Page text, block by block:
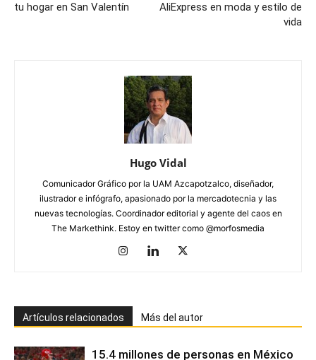
tu hogar en San Valentín
AliExpress en moda y estilo de
vida
Hugo Vidal
Comunicador Gráfico por la UAM Azcapotzalco, diseñador,
ilustrador e infógrafo, apasionado por la mercadotecnia y las
nuevas tecnologías. Coordinador editorial y agente del caos en
The Markethink. Estoy en twitter como @morfosmedia
Artículos relacionados Más del autor
15.4 millones de personas en México